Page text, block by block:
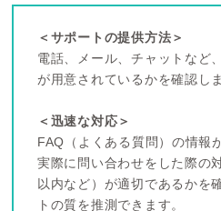
＜サポートの提供方法＞
電話、メール、チャットなど
が用意されているかを確認し
＜迅速な対応＞
FAQ（よくある質問）の情報
実際に問い合わせをした際の
以内など）が適切であるかを
トの質を推測できます。